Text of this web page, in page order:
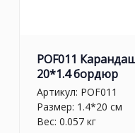
POF011
20*1.4 бордюр
Артикул: POF011
Размер: 1.4*20 см
Вес: 0.057 кг